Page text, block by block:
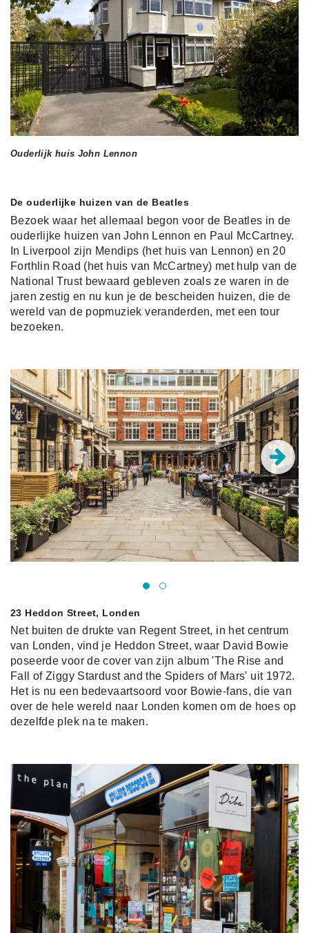
Ouderlijk huis John Lennon
De ouderlijke huizen van de Beatles
Bezoek waar het allemaal begon voor de Beatles in de
ouderlijke huizen van John Lennon en Paul McCartney.
In Liverpool zijn Mendips (het huis van Lennon) en 20
Forthlin Road (het huis van McCartney) met hulp van de
National Trust bewaard gebleven zoals ze waren in de
jaren zestig en nu kun je de bescheiden huizen, die de
wereld van de popmuziek veranderden, met een tour
bezoeken.
23 Heddon Street, Londen
Net buiten de drukte van Regent Street, in het centrum
van Londen, vind je Heddon Street, waar David Bowie
poseerde voor de cover van zijn album 'The Rise and
Fall of Ziggy Stardust and the Spiders of Mars' uit 1972.
Het is nu een bedevaartsoord voor Bowie-fans, die van
over de hele wereld naar Londen komen om de hoes op
dezelfde plek na te maken.